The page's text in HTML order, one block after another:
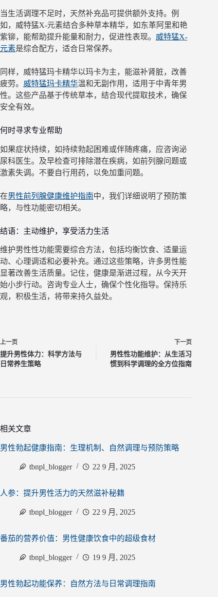
当生活调理不足时，天然补充品可提供额外支持。例
如，威特猛X-元素结合多种草本精华，如东革阿里和艳
紫铆，能帮助提升能量和耐力，促进性表现。 威特猛X-
元素是综合配方，适合日常保养。
同样，威特猛玛卡精华以玛卡为主，能滋补肾脏，改善
疲劳。 威特猛玛卡精华温和无副作用，适用于中青年男
性。这些产品基于传统草本，结合现代提取技术，确保
安全有效。
何时寻求专业帮助
如果症状持续，如持续勃起困难或伴随疼痛，应咨询泌
尿科医生。及早检查可排除潜在疾病，如前列腺问题或
激素失调。不要自行用药，以免加重问题。
在男性前列腺健康维护指南中，我们详细说明了预防策
略，与性功能密切相关。
结语：主动维护，享受活力生活
维护男性性功能需要综合方法，包括均衡饮食、适量运
动、心理调适和必要补充。通过这些策略，许多男性能
显著改善生活质量。记住，健康是渐进过程，从今天开
始小步行动。咨询专业人士，确保个性化指导。保持乐
观，积极生活，将带来持久益处。
上一页
提升男性体力：科学方法与
日常养生策略
下一页
男性性功能维护：从生活习
惯到科学调理的全方位指南
相关文章
男性勃起健康指南：生理机制、自然调理与预防策略
tbnpl_blogger 22 9 月, 2025
人参：提升男性活力的天然滋补秘籍
tbnpl_blogger 22 9 月, 2025
番茄的营养价值：男性健康饮食中的超级食材
tbnpl_blogger 19 9 月, 2025
男性勃起功能保养：自然方法与日常调理指南